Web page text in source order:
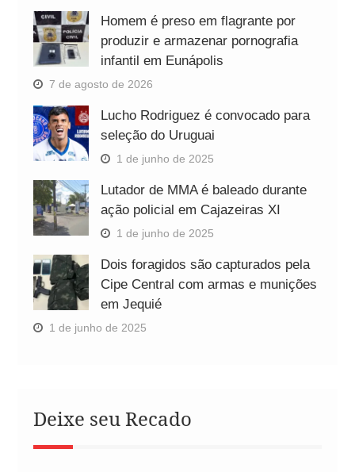
Homem é preso em flagrante por
produzir e armazenar pornografia
infantil em Eunápolis
7 de agosto de 2026
Lucho Rodriguez é convocado para
seleção do Uruguai
1 de junho de 2025
Lutador de MMA é baleado durante
ação policial em Cajazeiras XI
1 de junho de 2025
Dois foragidos são capturados pela
Cipe Central com armas e munições
em Jequié
1 de junho de 2025
Deixe seu Recado